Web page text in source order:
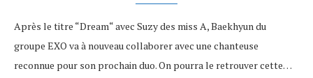
Après le titre “Dream“ avec Suzy des miss A, Baekhyun du
groupe EXO va à nouveau collaborer avec une chanteuse
reconnue pour son prochain duo. On pourra le retrouver cette…